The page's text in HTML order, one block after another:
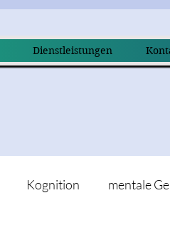
Dienstleistungen
Kognition mentale